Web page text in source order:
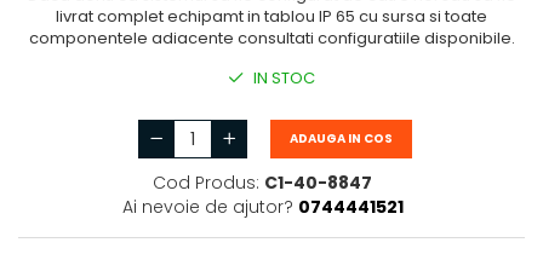
livrat complet echipamt in tablou IP 65 cu sursa si toate
componentele adiacente consultati configuratiile disponibile.
IN STOC
ADAUGA IN COS
Cod Produs: C1-40-8847
Ai nevoie de ajutor? 0744441521